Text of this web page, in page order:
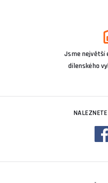
Jsme největší
dílenského